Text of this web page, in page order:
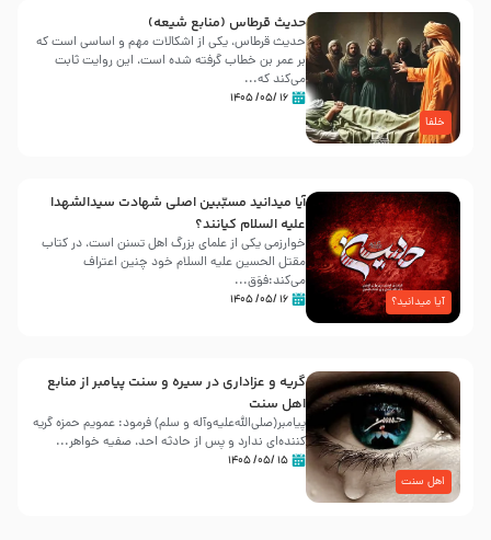
خلفا
حدیث قرطاس (منابع شیعه)
حدیث قرطاس، یکی از اشکالات مهم و اساسی است که
بر عمر بن خطاب گرفته شده است، این روایت ثابت
می‌کند که...
۱۶ /۰۵/ ۱۴۰۵
آیا میدانید؟
آیا میدانید مسبّبین اصلی شهادت سیدالشهدا
علیه ‌السلام کیانند؟
خوارزمی یکی از علمای بزرگ اهل تسنن است، در کتاب
مقتل الحسین علیه ‌السلام خود چنین اعتراف
می‌کند:فوَق...
۱۶ /۰۵/ ۱۴۰۵
اهل سنت
گریه و عزاداری در سیره و سنت پیامبر از منابع
اهل سنت
پیامبر(صلی‌الله‌علیه‌وآله و سلم) فرمود: عمویم حمزه گریه
کننده‌ای ندارد و پس از حادثه احد، صفیه خواهر...
۱۵ /۰۵/ ۱۴۰۵